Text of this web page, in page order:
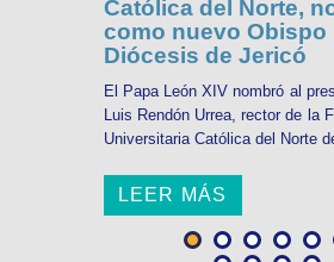
Católica del Norte,
como nuevo Obispo
Diócesis de Jericó
El Papa León XIV nombró al
Luis Rendón Urrea, rector de la
Universitaria Católica del Norte
LEER MÁS